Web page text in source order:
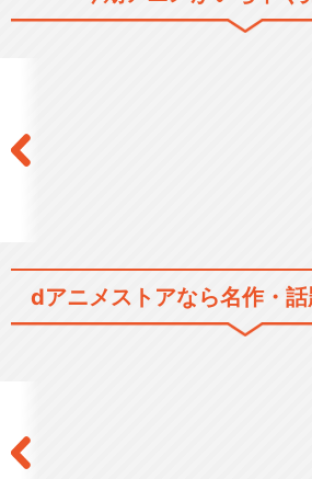
NG騎士
クトライ
dアニメストアなら名作・話